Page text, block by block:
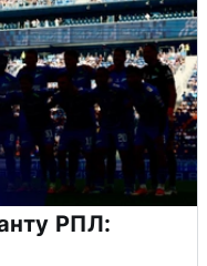
РПЛ: